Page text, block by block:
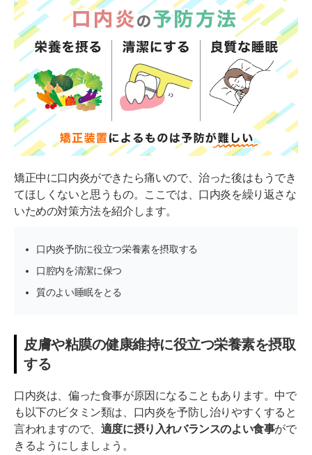
矯正中に口内炎ができたら痛いので、治った後はもうでき
てほしくないと思うもの。ここでは、口内炎を繰り返さな
いための対策方法を紹介します。
口内炎予防に役立つ栄養素を摂取する
口腔内を清潔に保つ
質のよい睡眠をとる
皮膚や粘膜の健康維持に役立つ栄養素を摂取
する
口内炎は、偏った食事が原因になることもあります。中で
も以下のビタミン類は、口内炎を予防し治りやすくすると
言われますので、 適度に摂り入れバランスのよい食事がで
きるようにしましょう。